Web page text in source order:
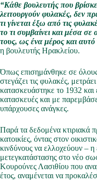
“Κάθε βουλευτής που
λειτουργούν φυλακές, δεν
τι γίνεται έξω από τις
το τι συμβαίνει και μέσα σε
τους, ως ένα μέρος και
η βουλευτής Ηρακλείου.
Όπως επισημάνθηκε σε όλους
στεγάζει τις φυλακές,
κατασκευάστηκε το 1932 και
κατασκευές και με
υπάρχουσες ανάγκες.
Παρά τα δεδομένα κτιριακά
κατοικίες, όντας στον
κινδύνους να ελλοχεύουν – η
μετεγκατάστασης στο νέο
Κουρούνες Λασιθίου που
έτος, αναμένεται να